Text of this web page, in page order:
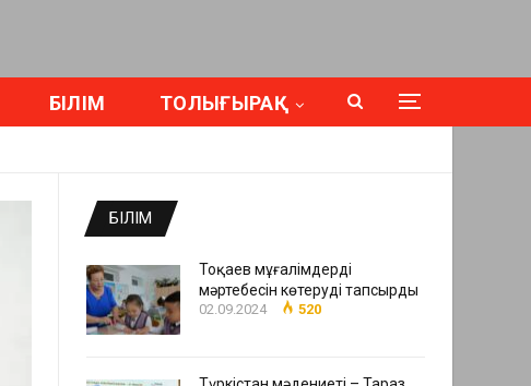
БІЛІМ ТОЛЫҒЫРАҚ
БІЛІМ
Тоқаев мұғалімдердің
мәртебесін көтеруді тапсырды
02.09.2024 520